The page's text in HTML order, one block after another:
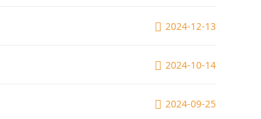
2024-12-13
2024-10-14
2024-09-25